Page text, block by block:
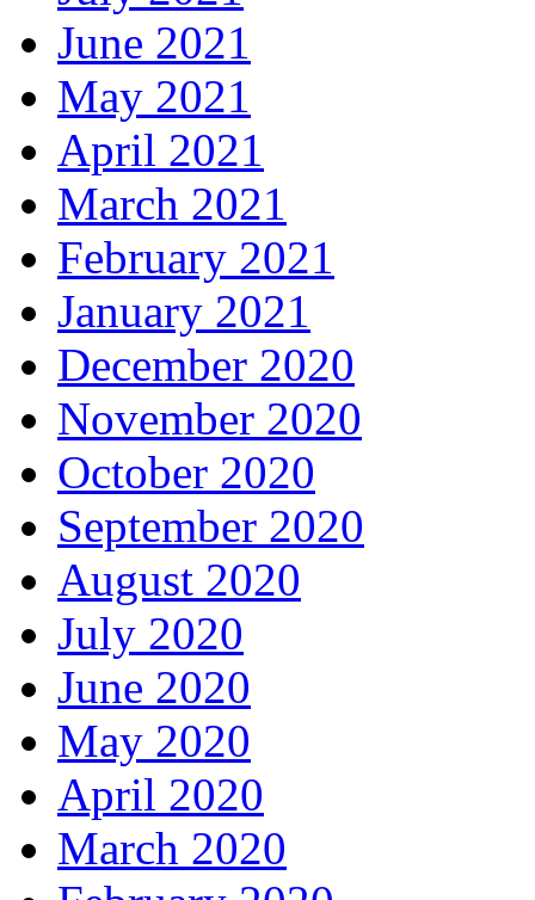
June 2021
May 2021
April 2021
March 2021
February 2021
January 2021
December 2020
November 2020
October 2020
September 2020
August 2020
July 2020
June 2020
May 2020
April 2020
March 2020